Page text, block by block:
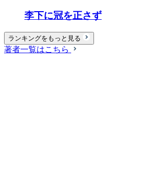
李下に冠を正さず
ランキングをもっと見る
著者一覧はこちら